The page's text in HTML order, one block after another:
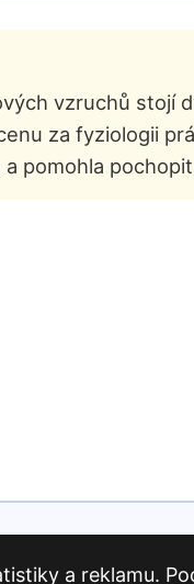
vzruchů stojí
za fyziologii
pomohla
a reklamu.